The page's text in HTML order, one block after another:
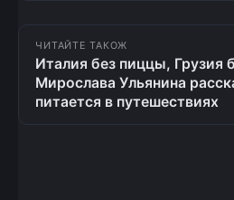
ЧИТАЙТЕ ТАКОЖ
Италия без пиццы, Грузия
Мирослава Ульянина
питается в путешествиях